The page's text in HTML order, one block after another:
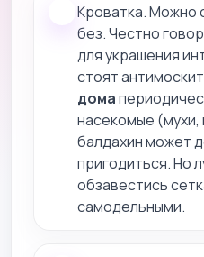
Кроватка. Можно
без. Честно
для украшения
стоят
дома
насекомые (мухи,
балдахин может
пригодиться. Но
обзавестись
самодельными.